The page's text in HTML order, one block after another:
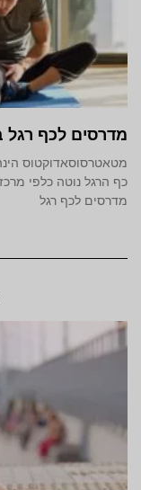
מדרסים לכף רגל
מטאטרסוסאדוקטוס
כף הרגל נוטה כלפי
מדרסים לכף רגל